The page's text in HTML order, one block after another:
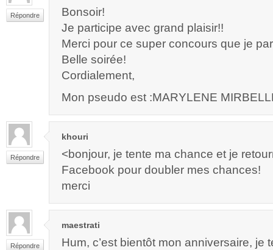
Répondre
Bonsoir!
Je participe avec grand plaisir!!
Merci pour ce super concours que je
Belle soirée!
Cordialement,
Mon pseudo est :MARYLENE
Répondre
khouri
<bonjour, je tente ma chance et je
Facebook pour doubler mes chances!
merci
Répondre
maestrati
Hum, c’est bientôt mon anniversaire, je